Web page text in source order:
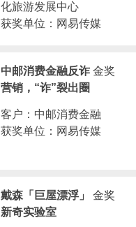
化旅游发展中心
获奖单位：网易传媒
金奖
中邮消费金融反诈
营销，“诈”裂出圈
客户：中邮消费金融
获奖单位：网易传媒
金奖
戴森「巨屋漂浮」
新奇实验室